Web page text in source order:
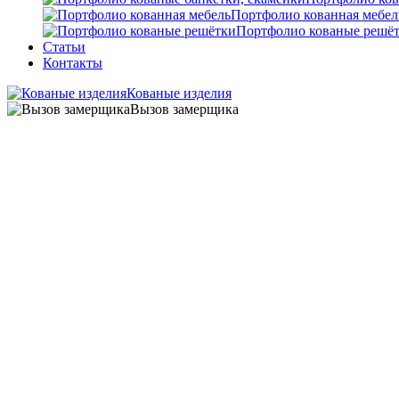
Портфолио кованная
Портфолио кованые
Статьи
Контакты
Кованые изделия
Вызов замерщика